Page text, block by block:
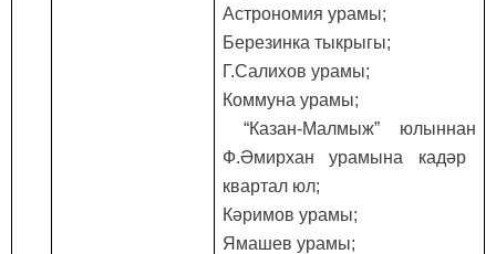
Астрономия урамы;
Березинка тыкрыгы;
Г.Салихов урамы;
Коммуна урамы;
“Казан-Малмыж” юлыннан
Ф.Әмирхан урамына кадәр
квартал юл;
Кәримов урамы;
Ямашев урамы;